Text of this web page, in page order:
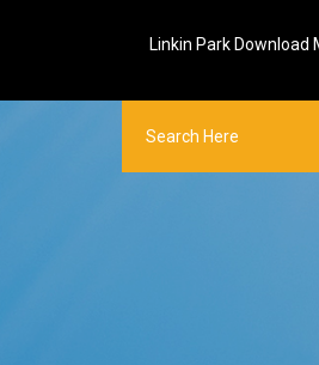
Linkin Park Download